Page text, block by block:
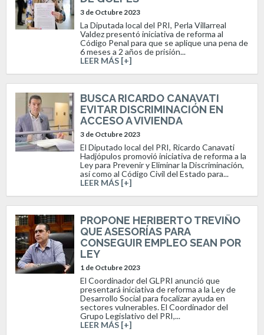
3 de Octubre 2023
La Diputada local del PRI, Perla Villarreal
Valdez presentó iniciativa de reforma al
Código Penal para que se aplique una pena de
6 meses a 2 años de prisión...
LEER MÁS [+]
BUSCA RICARDO CANAVATI
EVITAR DISCRIMINACIÓN EN
ACCESO A VIVIENDA
3 de Octubre 2023
El Diputado local del PRI, Ricardo Canavati
Hadjópulos promovió iniciativa de reforma a la
Ley para Prevenir y Eliminar la Discriminación,
así como al Código Civil del Estado para...
LEER MÁS [+]
PROPONE HERIBERTO TREVIÑO
QUE ASESORÍAS PARA
CONSEGUIR EMPLEO SEAN POR
LEY
1 de Octubre 2023
El Coordinador del GLPRI anunció que
presentará iniciativa de reforma a la Ley de
Desarrollo Social para focalizar ayuda en
sectores vulnerables. El Coordinador del
Grupo Legislativo del PRI,...
LEER MÁS [+]